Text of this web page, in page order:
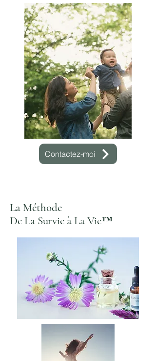
Contactez-moi
La Méthode
De La Survie à La Vie™